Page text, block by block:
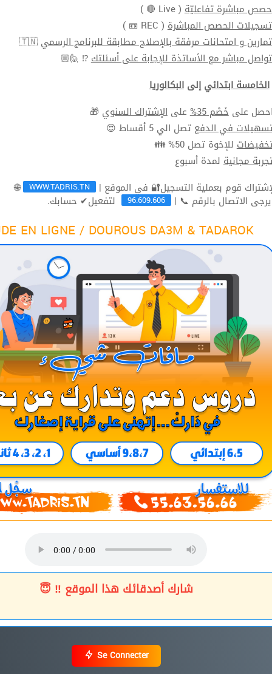
حصص مباشرة تفاعليّة( Live 🔴 )
تسجيلات الحصص المباشرة( REC 📼 )
تمارين و امتحانات مرفقة بالإصلاح مطابقة للبرنامج الرسمي 🇹🇳
تواصل مباشر مع الأساتذة للإجابة على أسئلتك⁉ 🙋🏼
الخامسة ابتدائيإلىالبكالوريا
علىخَصْم 35% علىالإشتراك السنوي 🎁
في الدفعتصل الي 5 أقساط 😍
للإخوة تصل 50% 👪
مجانيةلمدة أسبوع
WWW.TADRIS.TN
🌐
الاتصال بالرقم 📞 | 96.609.606 لتفعيل✔ حسابك.
EN LIGNE / DOUROUS DA3M & TADAROK
شارك أصدقائك هذا الموقع ‼ 😇
Se Connecter